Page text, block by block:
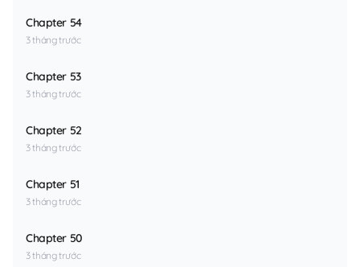
Chapter 54
3 tháng trước
Chapter 53
3 tháng trước
Chapter 52
3 tháng trước
Chapter 51
3 tháng trước
Chapter 50
3 tháng trước